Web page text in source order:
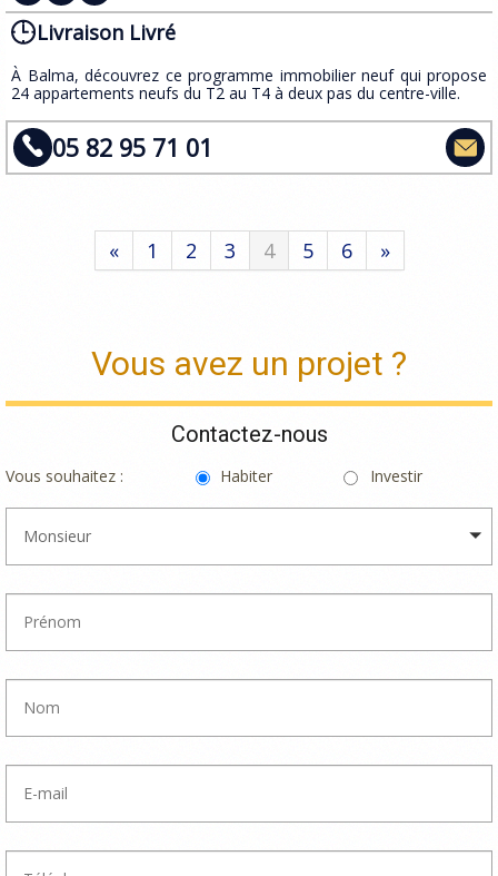
Livraison Livré
À Balma, découvrez ce programme immobilier neuf qui propose
24 appartements neufs du T2 au T4 à deux pas du centre-ville.
05 82 95 71 01
« 1 2 3 4 5 6 »
Vous avez un projet ?
Contactez-nous
Vous souhaitez : Habiter Investir
Monsieur